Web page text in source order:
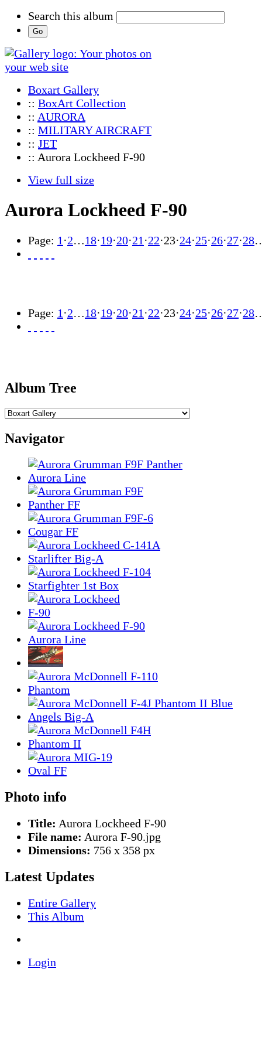
Search this album
Boxart Gallery
:: BoxArt Collection
:: AURORA
:: MILITARY AIRCRAFT
:: JET
:: Aurora Lockheed F-90
View full size
Aurora Lockheed F-90
Page: 1 ·2…18·19·20·21 ·22·23·24·25·26·27·28
Page: 1 ·2…18·19·20·21 ·22·23·24·25·26·27·28
Album Tree
Navigator
Photo info
Title: Aurora Lockheed F-90
File name: Aurora F-90.jpg
Dimensions: 756 x 358 px
Latest Updates
Entire Gallery
This Album
Login